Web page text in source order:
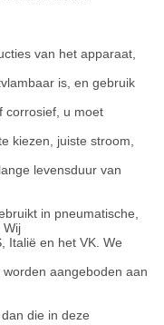
van het apparaat,
is, en gebruik
corrosief, u moet
kiezen, juiste stroom,
levensduur van
in pneumatische,
Wij
Italië en het VK. We
aangeboden aan
die in deze